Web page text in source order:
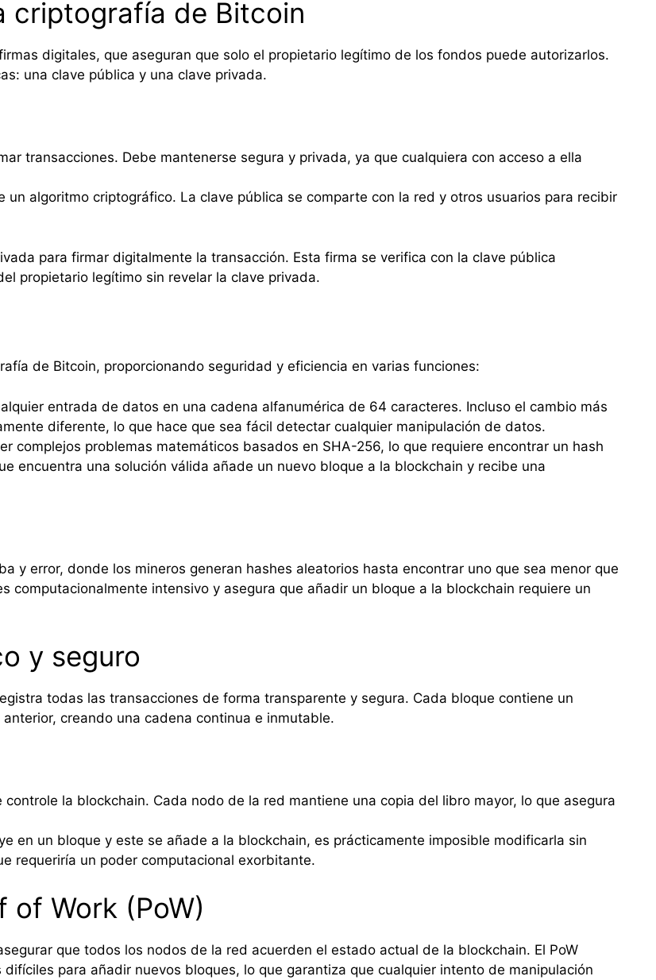
criptografía de Bitcoin
digitales, que aseguran que solo el propietario legítimo de los fondos puede autorizarlos.
una clave pública y una clave privada.
transacciones. Debe mantenerse segura y privada, ya que cualquiera con acceso a ella
un algoritmo criptográfico. La clave pública se comparte con la red y otros usuarios para recibir
para firmar digitalmente la transacción. Esta firma se verifica con la clave pública
propietario legítimo sin revelar la clave privada.
de Bitcoin, proporcionando seguridad y eficiencia en varias funciones:
entrada de datos en una cadena alfanumérica de 64 caracteres. Incluso el cambio más
diferente, lo que hace que sea fácil detectar cualquier manipulación de datos.
complejos problemas matemáticos basados en SHA-256, lo que requiere encontrar un hash
encuentra una solución válida añade un nuevo bloque a la blockchain y recibe una
y error, donde los mineros generan hashes aleatorios hasta encontrar uno que sea menor que
computacionalmente intensivo y asegura que añadir un bloque a la blockchain requiere un
y seguro
todas las transacciones de forma transparente y segura. Cada bloque contiene un
creando una cadena continua e inmutable.
la blockchain. Cada nodo de la red mantiene una copia del libro mayor, lo que asegura
en un bloque y este se añade a la blockchain, es prácticamente imposible modificarla sin
requeriría un poder computacional exorbitante.
of Work (PoW)
que todos los nodos de la red acuerden el estado actual de la blockchain. El PoW
para añadir nuevos bloques, lo que garantiza que cualquier intento de manipulación